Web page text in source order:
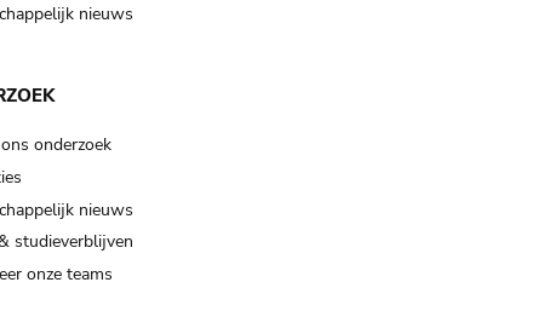
nieuws
onderzoek
nieuws
studieverblijven
onze teams